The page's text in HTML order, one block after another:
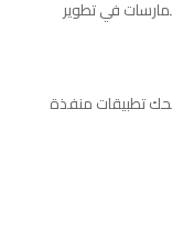
في تطوير
تطبيقات منفذة